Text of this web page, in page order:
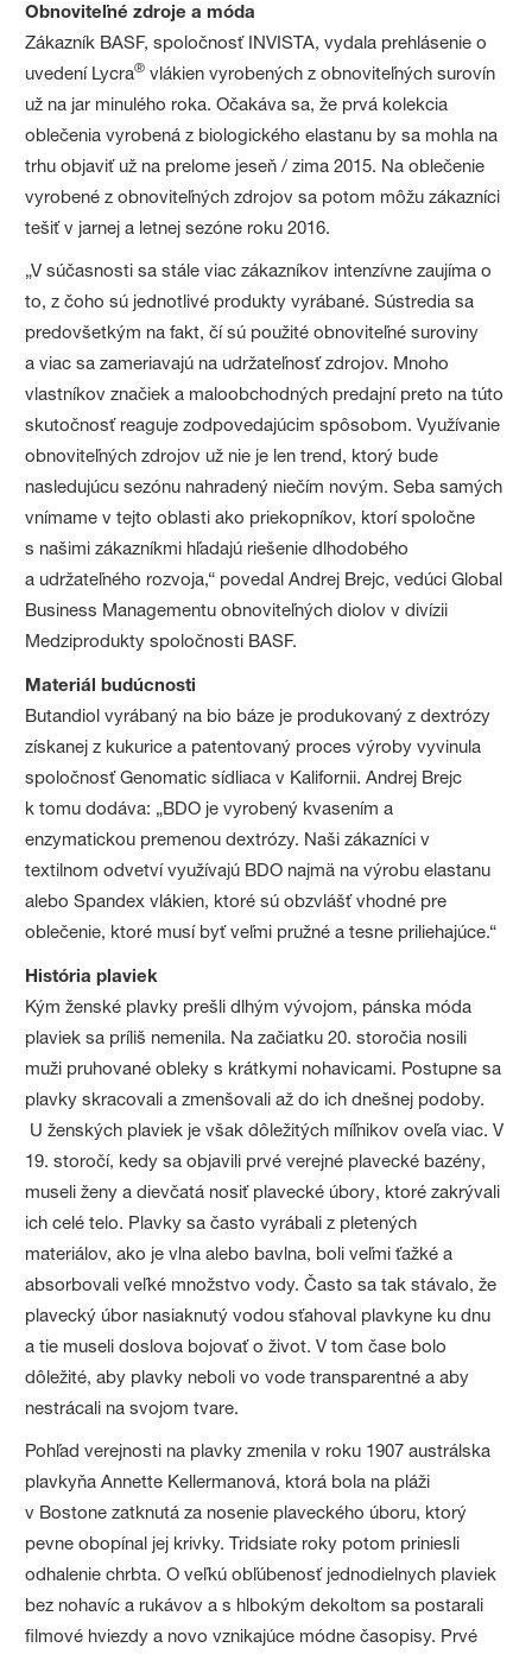
Obnoviteľné zdroje a móda
Zákazník BASF, spoločnosť INVISTA, vydala prehlásenie o
uvedení Lycra® vlákien vyrobených z obnoviteľných surovín
už na jar minulého roka. Očakáva sa, že prvá kolekcia
oblečenia vyrobená z biologického elastanu by sa mohla na
trhu objaviť už na prelome jeseň / zima 2015. Na oblečenie
vyrobené z obnoviteľných zdrojov sa potom môžu zákazníci
tešiť v jarnej a letnej sezóne roku 2016.
„V súčasnosti sa stále viac zákazníkov intenzívne zaujíma o
to, z čoho sú jednotlivé produkty vyrábané. Sústredia sa
predovšetkým na fakt, čí sú použité obnoviteľné suroviny
a viac sa zameriavajú na udržateľnosť zdrojov. Mnoho
vlastníkov značiek a maloobchodných predajní preto na túto
skutočnosť reaguje zodpovedajúcim spôsobom. Využívanie
obnoviteľných zdrojov už nie je len trend, ktorý bude
nasledujúcu sezónu nahradený niečím novým. Seba samých
vnímame v tejto oblasti ako priekopníkov, ktorí spoločne
s našimi zákazníkmi hľadajú riešenie dlhodobého
a udržateľného rozvoja,“ povedal Andrej Brejc, vedúci Global
Business Managementu obnoviteľných diolov v divízii
Medziprodukty spoločnosti BASF.
Materiál budúcnosti
Butandiol vyrábaný na bio báze je produkovaný z dextrózy
získanej z kukurice a patentovaný proces výroby vyvinula
spoločnosť Genomatic sídliaca v Kalifornii. Andrej Brejc
k tomu dodáva: „BDO je vyrobený kvasením a
enzymatickou premenou dextrózy. Naši zákazníci v
textilnom odvetví využívajú BDO najmä na výrobu elastanu
alebo Spandex vlákien, ktoré sú obzvlášť vhodné pre
oblečenie, ktoré musí byť veľmi pružné a tesne priliehajúce.“
História plaviek
Kým ženské plavky prešli dlhým vývojom, pánska móda
plaviek sa príliš nemenila. Na začiatku 20. storočia nosili
muži pruhované obleky s krátkymi nohavicami. Postupne sa
plavky skracovali a zmenšovali až do ich dnešnej podoby.
U ženských plaviek je však dôležitých míľnikov oveľa viac. V
19. storočí, kedy sa objavili prvé verejné plavecké bazény,
museli ženy a dievčatá nosiť plavecké úbory, ktoré zakrývali
ich celé telo. Plavky sa často vyrábali z pletených
materiálov, ako je vlna alebo bavlna, boli veľmi ťažké a
absorbovali veľké množstvo vody. Často sa tak stávalo, že
plavecký úbor nasiaknutý vodou sťahoval plavkyne ku dnu
a tie museli doslova bojovať o život. V tom čase bolo
dôležité, aby plavky neboli vo vode transparentné a aby
nestrácali na svojom tvare.
Pohľad verejnosti na plavky zmenila v roku 1907 austrálska
plavkyňa Annette Kellermanová, ktorá bola na pláži
v Bostone zatknutá za nosenie plaveckého úboru, ktorý
pevne obopínal jej krivky. Tridsiate roky potom priniesli
odhalenie chrbta. O veľkú obľúbenosť jednodielnych plaviek
bez nohavíc a rukávov a s hlbokým dekoltom sa postarali
filmové hviezdy a novo vznikajúce módne časopisy. Prvé